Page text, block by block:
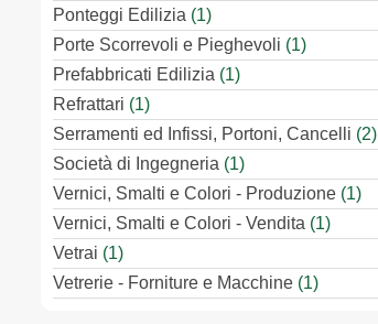
Ponteggi Edilizia (1)
Porte Scorrevoli e Pieghevoli (1)
Prefabbricati Edilizia (1)
Refrattari (1)
Serramenti ed Infissi, Portoni, Cancelli (2)
Società di Ingegneria (1)
Vernici, Smalti e Colori - Produzione (1)
Vernici, Smalti e Colori - Vendita (1)
Vetrai (1)
Vetrerie - Forniture e Macchine (1)